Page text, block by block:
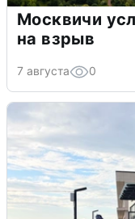
Москвичи
на взрыв
7 августа 0